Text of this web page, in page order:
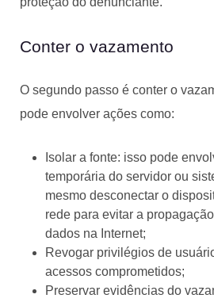
Conter o vazamento
O segundo passo é conter o
pode envolver ações como:
Isolar a fonte: isso pode
temporária do servidor ou
mesmo desconectar o
rede para evitar a
dados na Internet;
Revogar privilégios de
acessos comprometidos;
Preservar evidências do